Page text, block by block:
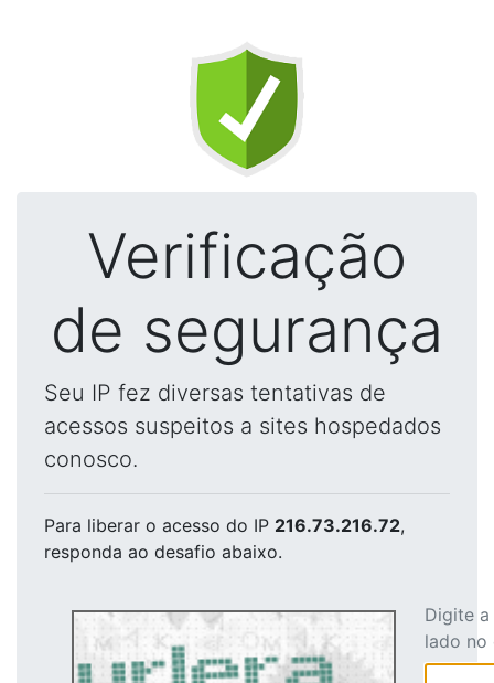
Verificação
de segurança
Seu IP fez diversas tentativas de
acessos suspeitos a sites hospedados
conosco.
Para liberar o acesso do IP 216.73.216.72,
responda ao desafio abaixo.
Digite
lado no